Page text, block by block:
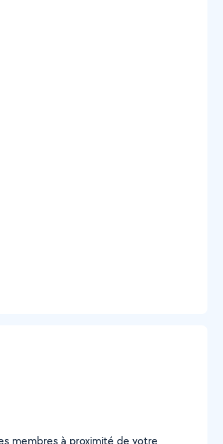
membres à proximité de votre